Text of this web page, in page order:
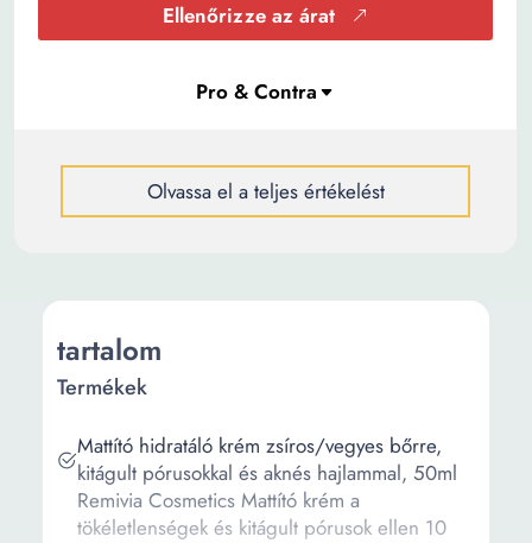
Ellenőrizze az árat
Olvassa el a teljes értékelést
tartalom
Termékek
Mattító hidratáló krém zsíros/vegyes bőrre,
kitágult pórusokkal és aknés hajlammal, 50ml
Remivia Cosmetics Mattító krém a
tökéletlenségek és kitágult pórusok ellen 10